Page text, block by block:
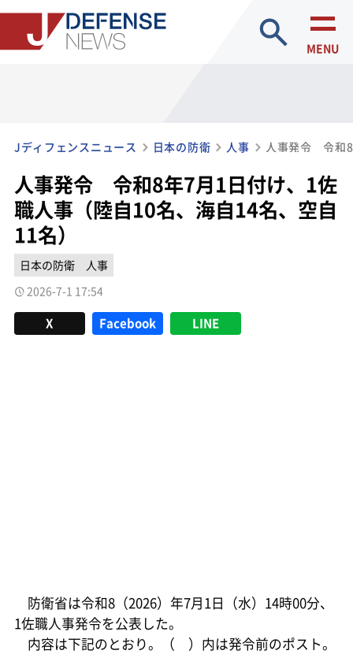
site search
MENU
Jディフェンスニュース 日本の防衛 人事
人事発令 令和8年7月1日付け、1佐
職人事（陸自10名、海自14名、空自
11名）
日本の防衛
人事
2026-7-1 17:54
X Facebook LINE
防衛省は令和8（2026）年7月1日（水）14時00分、
1佐職人事発令を公表した。
内容は下記のとおり。（ ）内は発令前のポスト。